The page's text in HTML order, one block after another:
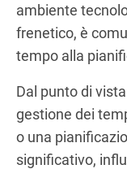
ambiente
frenetico, è
tempo alla
Dal punto di
gestione dei
o una
significativo,